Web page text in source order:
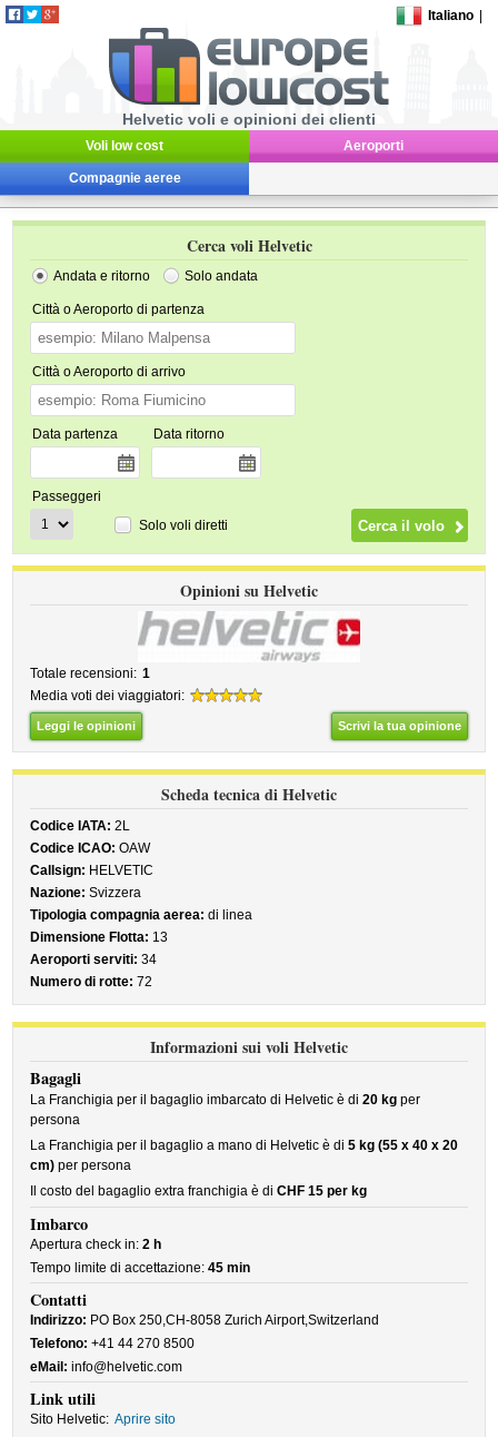
Italiano
Helvetic voli e opinioni dei clienti
Voli low cost Aeroporti
Compagnie aeree
Cerca voli Helvetic
Andata e ritorno Solo andata
Città o Aeroporto di partenza
Città o Aeroporto di arrivo
Data partenza Data ritorno
Passeggeri
Solo voli diretti
Opinioni su Helvetic
Totale recensioni: 1
Media voti dei viaggiatori:
Leggi le opinioni Scrivi la tua opinione
Scheda tecnica di Helvetic
Codice IATA: 2L
Codice ICAO: OAW
Callsign: HELVETIC
Nazione: Svizzera
Tipologia compagnia aerea: di linea
Dimensione Flotta: 13
Aeroporti serviti: 34
Numero di rotte: 72
Informazioni sui voli Helvetic
Bagagli
La Franchigia per il bagaglio imbarcato di Helvetic è di20 kg per
persona
La Franchigia per il bagaglio a mano di Helvetic è di5 kg (55 x 40 x 20
cm) per persona
Il costo del bagaglio extra franchigia è diCHF 15 per kg
Imbarco
Apertura check in:2 h
Tempo limite di accettazione:45 min
Contatti
Indirizzo: PO Box 250,CH-8058 Zurich Airport,Switzerland
Telefono: +41 44 270 8500
eMail: info@helvetic.com
Link utili
Sito Helvetic: Aprire sito